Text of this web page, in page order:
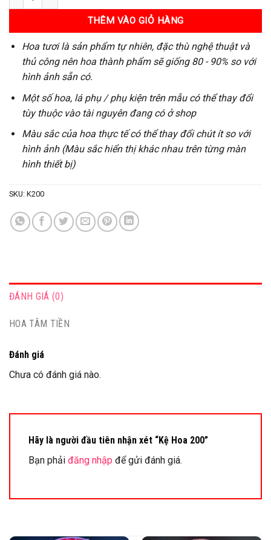
THÊM VÀO GIỎ HÀNG
Hoa tươi là sản phẩm tự nhiên, đặc thù nghệ thuật và
thủ công nên hoa thành phẩm sẽ giống 80 - 90% so với
hình ảnh sẵn có.
Một số hoa, lá phụ / phụ kiện trên mẫu có thể thay đổi
tùy thuộc vào tài nguyên đang có ở shop
Màu sắc của hoa thực tế có thể thay đổi chút ít so với
hình ảnh (Màu sắc hiển thị khác nhau trên từng màn
hình thiết bị)
SKU: K200
ĐÁNH GIÁ (0)
HOA TÂM TIỀN
Đánh giá
Chưa có đánh giá nào.
Hãy là người đầu tiên nhận xét “Kệ Hoa 200”
Bạn phải đăng nhập để gửi đánh giá.